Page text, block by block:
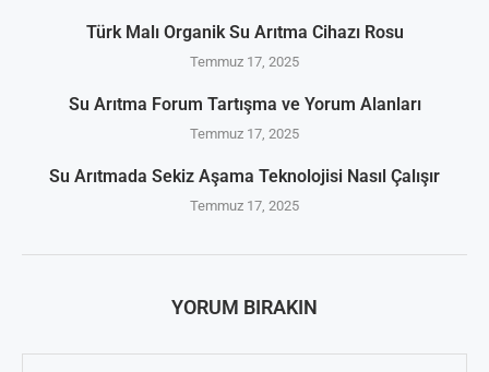
Türk Malı Organik Su Arıtma Cihazı Rosu
Temmuz 17, 2025
Su Arıtma Forum Tartışma ve Yorum Alanları
Temmuz 17, 2025
Su Arıtmada Sekiz Aşama Teknolojisi Nasıl Çalışır
Temmuz 17, 2025
YORUM BIRAKIN